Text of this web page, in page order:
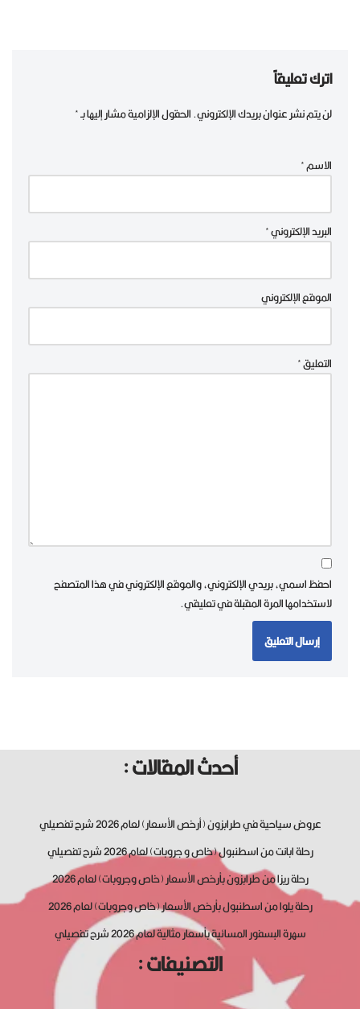
اترك تعليقاً
لن يتم نشر عنوان بريدك الإلكتروني.الحقول الإلزامية مشار إليها بـ*
الاسم*
البريد الإلكتروني*
الموقع الإلكتروني
التعليق*
احفظ اسمي، بريدي الإلكتروني، والموقع الإلكتروني في هذا المتصفح
لاستخدامها المرة المقبلة في تعليقي.
أحدث المقالات :
عروض سياحية في طرابزون (أرخص الأسعار) لعام 2026 شرح تفصيلي
رحلة ابانت من اسطنبول (خاص و جروبات) لعام 2026 شرح تفصيلي
رحلة ريزا من طرابزون بأرخص الأسعار (خاص وجروبات) لعام 2026
رحلة يلوا من اسطنبول بأرخص الأسعار (خاص وجروبات) لعام 2026
سهرة البسفور المسائية بأسعار مثالية لعام 2026 شرح تفصيلي
التصنيفات :